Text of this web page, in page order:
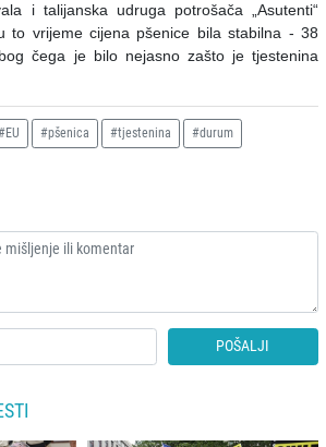
i talijanska udruga potrošača „Asutenti“
to vrijeme cijena pšenice bila stabilna - 38
čega je bilo nejasno zašto je tjestenina
#pšenica #tjestenina #durum
POŠALJI